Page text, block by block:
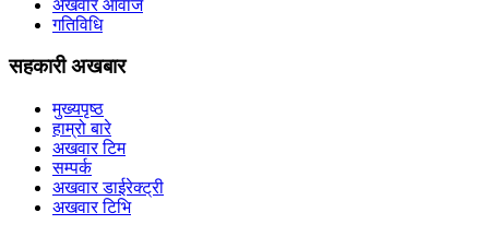
अखवार आवाज
गतिविधि
सहकारी अखबार
मुख्यपृष्ठ
हाम्रो बारे
अखवार टिम
सम्पर्क
अखवार डाईरेक्ट्री
अखवार टिभि